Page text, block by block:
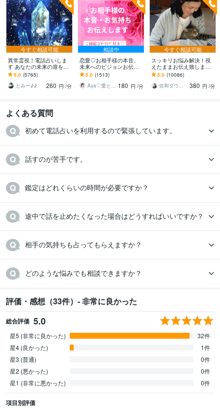
今すぐ相談可能
異常霊視！電話占いしま
す あなたの未来の扉を開
けます(^^)
5.0 (5765)
とみー♪♪
260 円 /分
相談中
恋愛♡お相手様の本音、
未来へのビジョンお伝え
します どんな関係でも細
密にお伝えします✨ツイン
レイ ソウルメイト
5.0 (1513)
Aya♡愛と光のスピリチュアルガイド 180 円 /分
今すぐ相談可能
スッキリお悩み解決！視
えたままお伝え致します
恋愛、結婚、人間関係、
仕事、人生、ペットの気
持ち等◎祈願付き
5.0 (10086)
佐和ダウジング＆スピリットメンター
380 円 /分
よくある質問
初めて電話占いを利用するので緊張しています。
話すのが苦手です。
鑑定はどれくらいの時間が必要ですか？
途中で話を止めたくなった場合はどうすればいいですか？
相手の気持ちも占ってもらえますか？
どのような悩みでも相談できますか？
評価・感想（33件）- 非常に良かった
総合評価 5.0
星5 (非常に良かった)
32件
星4 (良かった)
1件
星3 (普通)
0件
星2 (悪かった)
0件
星1 (非常に悪かった)
0件
項目別評価